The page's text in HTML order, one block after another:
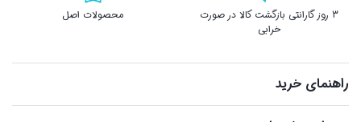
3 روز گارانتی بازگشت کالا در صورت
خرابی
محصولات اصل
راهنمای خرید